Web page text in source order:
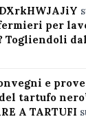
per
Togliendoli
e
tartufo
A TARTUFI